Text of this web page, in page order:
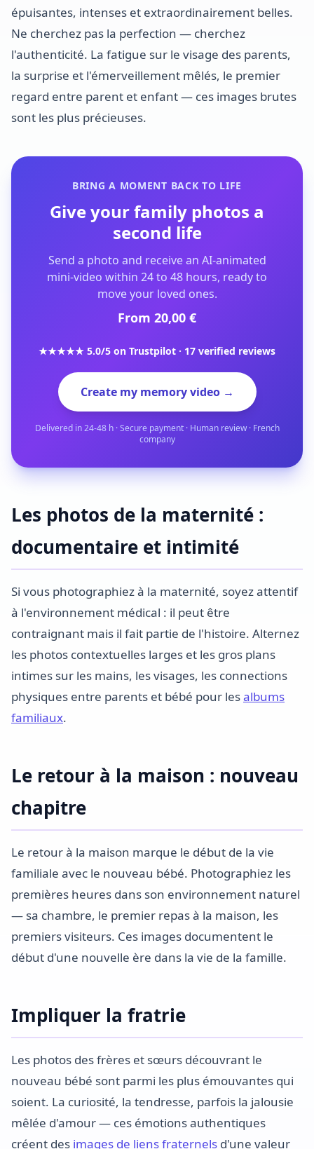
épuisantes, intenses et extraordinairement belles.
Ne cherchez pas la perfection — cherchez
l'authenticité. La fatigue sur le visage des parents,
la surprise et l'émerveillement mêlés, le premier
regard entre parent et enfant — ces images brutes
sont les plus précieuses.
BRING A MOMENT BACK TO LIFE
Give your family photos a
second life
Send a photo and receive an AI-animated
mini-video within 24 to 48 hours, ready to
move your loved ones.
From 20,00 €
★★★★★ 5.0/5 on Trustpilot · 17 verified reviews
Create my memory video →
Delivered in 24-48 h · Secure payment · Human review · French
company
Les photos de la maternité :
documentaire et intimité
Si vous photographiez à la maternité, soyez attentif
à l'environnement médical : il peut être
contraignant mais il fait partie de l'histoire. Alternez
les photos contextuelles larges et les gros plans
intimes sur les mains, les visages, les connections
physiques entre parents et bébé pour lesalbums
familiaux.
Le retour à la maison : nouveau
chapitre
Le retour à la maison marque le début de la vie
familiale avec le nouveau bébé. Photographiez les
premières heures dans son environnement naturel
— sa chambre, le premier repas à la maison, les
premiers visiteurs. Ces images documentent le
début d'une nouvelle ère dans la vie de la famille.
Impliquer la fratrie
Les photos des frères et sœurs découvrant le
nouveau bébé sont parmi les plus émouvantes qui
soient. La curiosité, la tendresse, parfois la jalousie
mêlée d'amour — ces émotions authentiques
créent des images de liens fraternels d'une valeur